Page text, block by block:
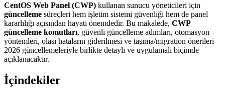
CentOS Web Panel (CWP) kullanan sunucu yöneticileri için
güncelleme süreçleri hem işletim sistemi güvenliği hem de panel
kararlılığı açısından hayati önemdedir. Bu makalede, CWP
güncelleme komutları, güvenli güncelleme adımları, otomasyon
yöntemleri, olası hataların giderilmesi ve taşıma/migration önerileri
2026 güncellemeleriyle birlikte detaylı ve uygulamalı biçimde
açıklanacaktır.
İçindekiler